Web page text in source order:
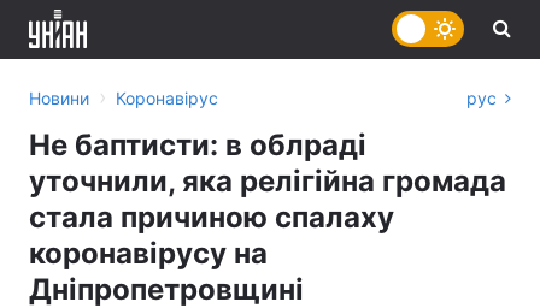
Новини › Коронавірус рус
Не баптисти: в облраді
уточнили, яка релігійна громада
стала причиною спалаху
коронавірусу на
Дніпропетровщині